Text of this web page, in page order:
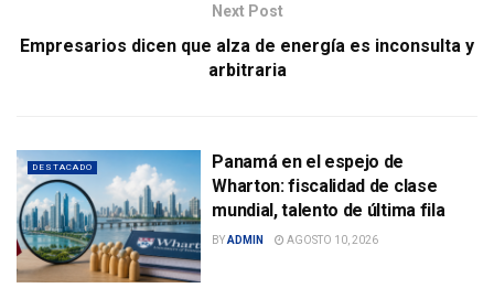
Next Post
Empresarios dicen que alza de energía es inconsulta y
arbitraria
DESTACADO
Panamá en el espejo de
Wharton: fiscalidad de clase
mundial, talento de última fila
BYADMIN AGOSTO 10, 2026